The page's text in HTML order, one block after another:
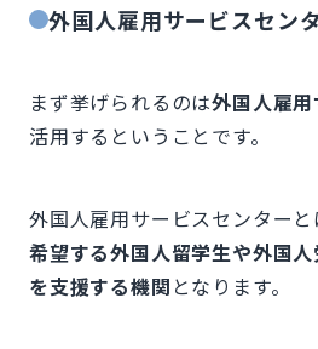
外国人雇用サービスセン
まず挙げられるのは外国人雇
活用するということです。
外国人雇用サービスセンターと
希望する外国人留学生や外国
を支援する機関 となります。